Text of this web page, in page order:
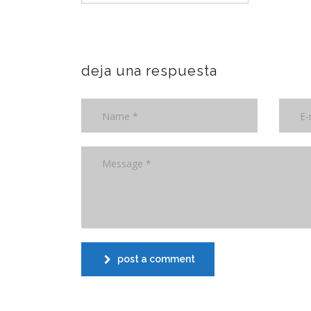
deja una respuesta
post a comment